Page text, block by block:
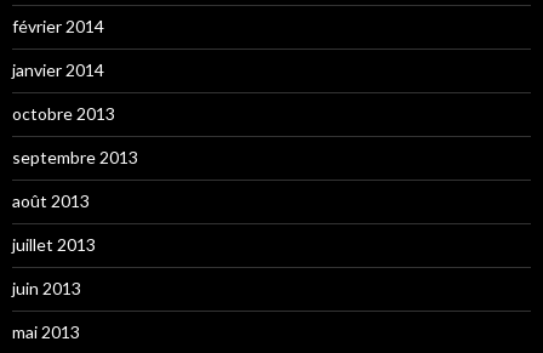
février 2014
janvier 2014
octobre 2013
septembre 2013
août 2013
juillet 2013
juin 2013
mai 2013